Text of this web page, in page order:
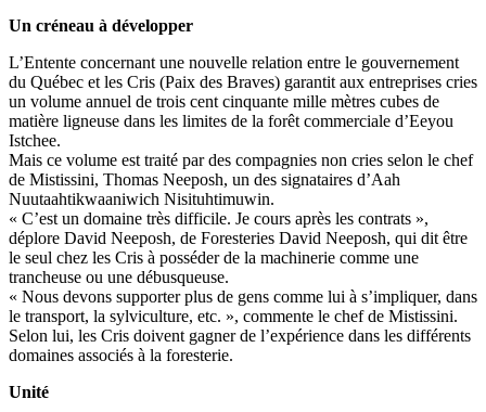
Un créneau à développer
L’Entente concernant une nouvelle relation entre le gouvernement
du Québec et les Cris (Paix des Braves) garantit aux entreprises cries
un volume annuel de trois cent cinquante mille mètres cubes de
matière ligneuse dans les limites de la forêt commerciale d’Eeyou
Istchee.
Mais ce volume est traité par des compagnies non cries selon le chef
de Mistissini, Thomas Neeposh, un des signataires d’Aah
Nuutaahtikwaaniwich Nisituhtimuwin.
« C’est un domaine très difficile. Je cours après les contrats »,
déplore David Neeposh, de Foresteries David Neeposh, qui dit être
le seul chez les Cris à posséder de la machinerie comme une
trancheuse ou une débusqueuse.
« Nous devons supporter plus de gens comme lui à s’impliquer, dans
le transport, la sylviculture, etc. », commente le chef de Mistissini.
Selon lui, les Cris doivent gagner de l’expérience dans les différents
domaines associés à la foresterie.
Unité